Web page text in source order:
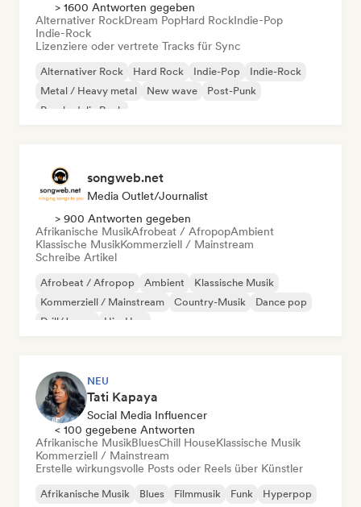
> 1600 Antworten gegeben
Alternativer RockDream PopHard RockIndie-Pop
Indie-Rock
Lizenziere oder vertrete Tracks für Sync
Alternativer Rock Hard Rock Indie-Pop
Indie-Rock
Metal / Heavy metal
New wave
Post-Punk
Psychedelic Rock
songweb.net
Media Outlet/Journalist
> 900 Antworten gegeben
Afrikanische MusikAfrobeat / AfropopAmbient
Klassische MusikKommerziell / Mainstream
Schreibe Artikel
Afrobeat / Afropop Ambient
Klassische Musik
Kommerziell / Mainstream
Country-Musik
Dance pop
Drill/Jersey
Hip-Hop
NEU
Tati Kapaya
Social Media Influencer
< 100 gegebene Antworten
Afrikanische MusikBluesChill HouseKlassische Musik
Kommerziell / Mainstream
Erstelle wirkungsvolle Posts oder Reels über Künstler
Afrikanische Musik Blues Filmmusik Funk Hyperpop